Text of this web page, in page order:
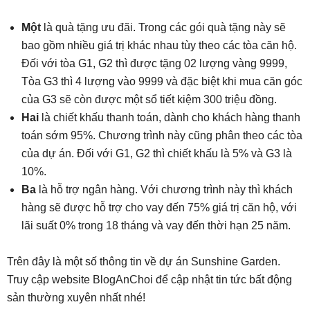
Một là quà tặng ưu đãi. Trong các gói quà tặng này sẽ
bao gồm nhiều giá trị khác nhau tùy theo các tòa căn hộ.
Đối với tòa G1, G2 thì được tặng 02 lượng vàng 9999,
Tòa G3 thì 4 lượng vào 9999 và đặc biệt khi mua căn góc
của G3 sẽ còn được một sổ tiết kiệm 300 triệu đồng.
Hai là chiết khấu thanh toán, dành cho khách hàng thanh
toán sớm 95%. Chương trình này cũng phân theo các tòa
của dự án. Đối với G1, G2 thì chiết khấu là 5% và G3 là
10%.
Ba là hỗ trợ ngân hàng. Với chương trình này thì khách
hàng sẽ được hỗ trợ cho vay đến 75% giá trị căn hộ, với
lãi suất 0% trong 18 tháng và vay đến thời hạn 25 năm.
Trên đây là một số thông tin về dự án Sunshine Garden.
Truy cập website BlogAnChoi để cập nhật tin tức bất động
sản thường xuyên nhất nhé!